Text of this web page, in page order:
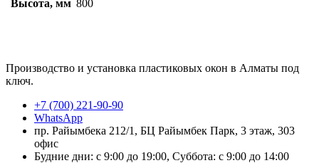
Высота, мм 800
Производство и установка пластиковых окон в Алматы под
ключ.
+7 (700) 221-90-90
WhatsApp
пр. Райымбека 212/1, БЦ Райымбек Парк, 3 этаж, 303
офис
Будние дни: с 9:00 до 19:00, Суббота: с 9:00 до 14:00